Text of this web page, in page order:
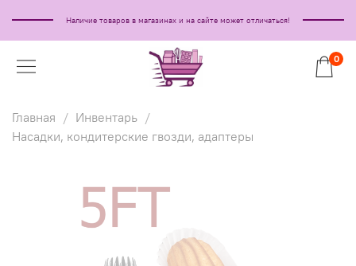
Наличие товаров в магазинах и на сайте может отличаться!
0
Главная
Инвентарь
Насадки, кондитерские гвозди, адаптеры